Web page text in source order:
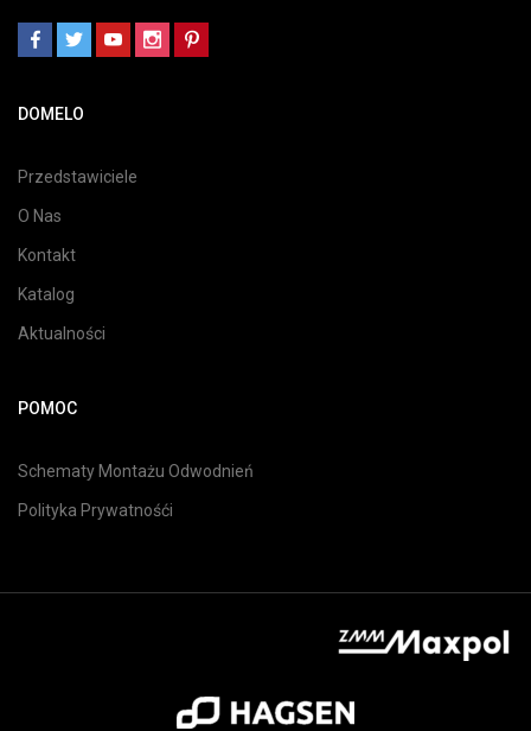
DOMELO
Przedstawiciele
O Nas
Kontakt
Katalog
Aktualności
POMOC
Schematy Montażu Odwodnień
Polityka Prywatnośći